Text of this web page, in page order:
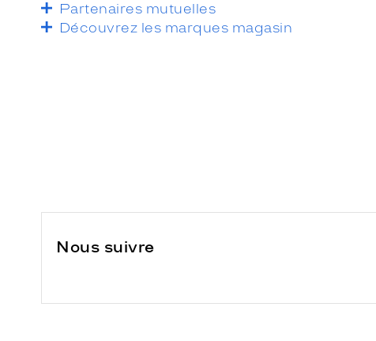
Partenaires mutuelles
Découvrez les marques magasin
Nous suivre